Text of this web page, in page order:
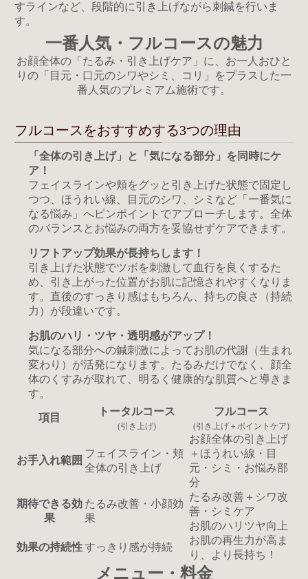
すラインなど、段階的に引き上げながら刺鍼を行いま
す。
一番人気・フルコースの魅力
お顔全体の「たるみ・引き上げケア」に、 お一人おひと
りの「目元・口元のシワやシミ、コリ」をプラスした一
番人気のプレミアム施術です。
フルコースをおすすめする3つの理由
「全体の引き上げ」と「気になる部分」を同時にケ
ア！
フェイスラインや頬をグッと引き上げた状態で固定し
つつ、ほうれい線、目元のシワ、シミなど「一番気に
なる悩み」へピンポイントでアプローチします。全体
のバランスとお悩みの両方を妥協せずケアできます。
リフトアップ効果が長持ちします！
引き上げた状態でツボを刺激して血行を良くするた
め、引き上がった位置がお肌に記憶されやすくなりま
す。直後のすっきり感はもちろん、持ちの良さ（持続
力）が段違いです。
お肌のハリ・ツヤ・透明感がアップ！
気になる部分への鍼刺激によってお肌の代謝（生まれ
変わり）が活発になります。たるみだけでなく、顔全
体のくすみが取れて、明るく健康的な肌質へと導きま
す。
項目
トータルコース
(引き上げ)
フルコース
(引き上げ＋ポイントケア)
お手入れ範囲
フェイスライン・頬
全体の引き上げ
お顔全体の引き上げ
＋ほうれい線・目
元・シミ・お悩み部
分
期待できる効
果
たるみ改善・小顔効
果
たるみ改善＋シワ改
善・シミケア
お肌のハリツヤ向上
効果の持続性すっきり感が持続
お肌の再生力が高ま
り、より長持ち！
メニュー・料金